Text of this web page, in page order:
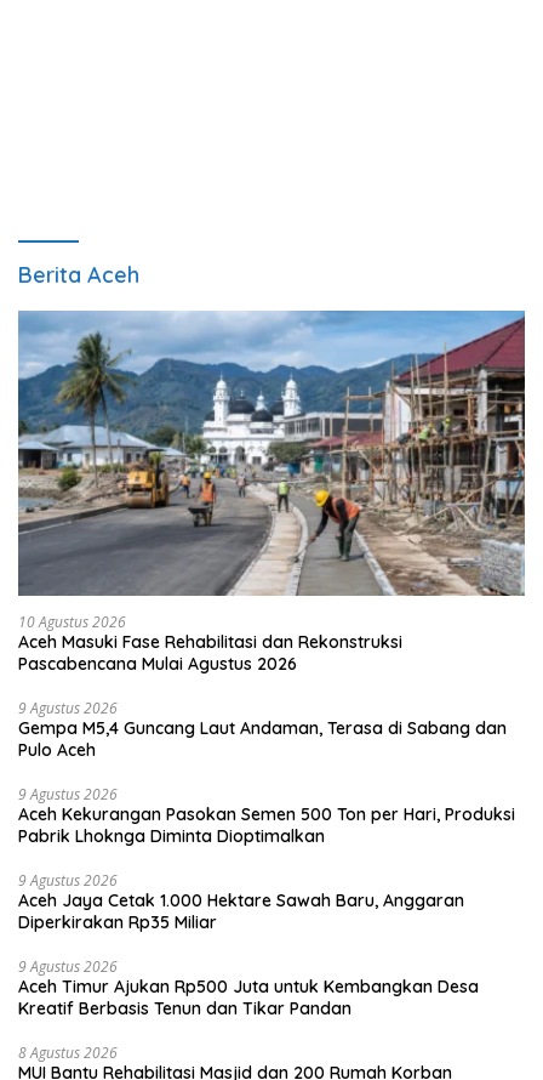
Berita Aceh
10 Agustus 2026
Aceh Masuki Fase Rehabilitasi dan Rekonstruksi
Pascabencana Mulai Agustus 2026
9 Agustus 2026
Gempa M5,4 Guncang Laut Andaman, Terasa di Sabang dan
Pulo Aceh
9 Agustus 2026
Aceh Kekurangan Pasokan Semen 500 Ton per Hari, Produksi
Pabrik Lhoknga Diminta Dioptimalkan
9 Agustus 2026
Aceh Jaya Cetak 1.000 Hektare Sawah Baru, Anggaran
Diperkirakan Rp35 Miliar
9 Agustus 2026
Aceh Timur Ajukan Rp500 Juta untuk Kembangkan Desa
Kreatif Berbasis Tenun dan Tikar Pandan
8 Agustus 2026
MUI Bantu Rehabilitasi Masjid dan 200 Rumah Korban